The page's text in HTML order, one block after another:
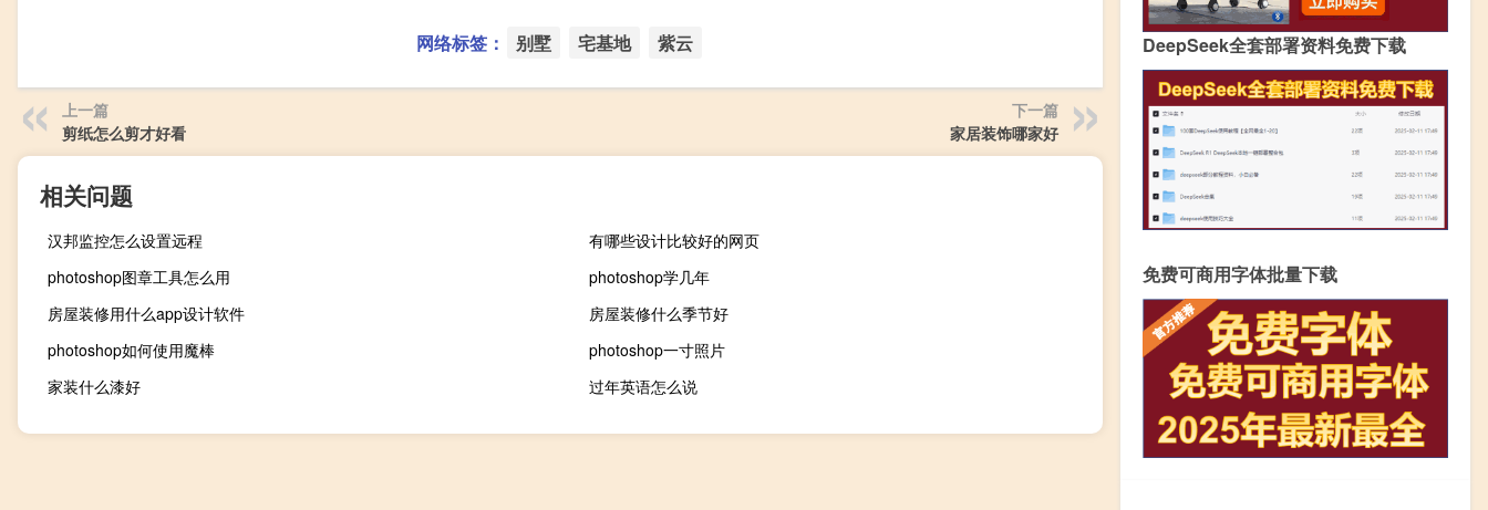
网络标签： 别墅 宅基地 紫云
上一篇
剪纸怎么剪才好看
下一篇
家居装饰哪家好
相关问题
汉邦监控怎么设置远程
有哪些设计比较好的网页
photoshop图章工具怎么用
photoshop学几年
房屋装修用什么app设计软件
房屋装修什么季节好
photoshop如何使用魔棒
photoshop一寸照片
家装什么漆好
过年英语怎么说
DeepSeek全套部署资料免费下载
免费可商用字体批量下载